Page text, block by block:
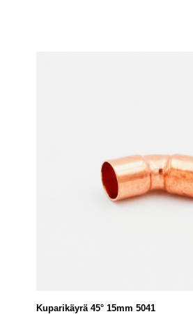
Kuparikäyrä 45° 15mm 5041